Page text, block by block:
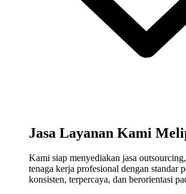
Jasa Layanan Kami
Kami siap menyediakan jasa
tenaga kerja profesional dengan standar
konsisten, terpercaya, dan berorientasi